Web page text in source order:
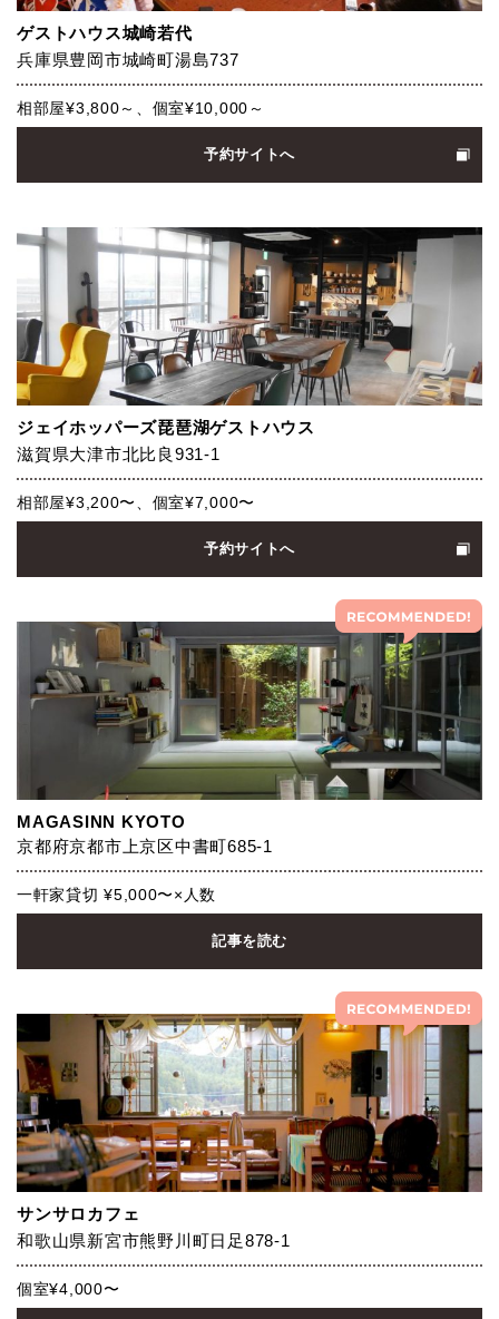
ゲストハウス城崎若代
兵庫県豊岡市城崎町湯島737
相部屋¥3,800～、個室¥10,000～
予約サイトへ
ジェイホッパーズ琵琶湖ゲストハウス
滋賀県大津市北比良931-1
相部屋¥3,200〜、個室¥7,000〜
予約サイトへ
MAGASINN KYOTO
京都府京都市上京区中書町685-1
一軒家貸切 ¥5,000〜×人数
記事を読む
サンサロカフェ
和歌山県新宮市熊野川町日足878-1
個室¥4,000〜